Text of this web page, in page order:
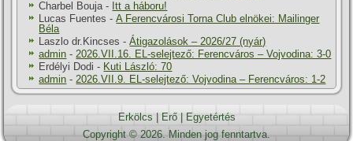
Charbel Bouja - Itt a háboru!
Lucas Fuentes -A Ferencvárosi Torna Club elnökei: Mailinger
Béla
Laszlo dr.Kincses -Átigazolások – 2026/27 (nyár)
admin - 2026.VII.16. EL-selejtező: Ferencváros – Vojvodina: 3-0
Erdélyi Dodi - Kuti László: 70
admin - 2026.VII.9. EL-selejtező: Vojvodina – Ferencváros: 1-2
Erkölcs Erő|
Egyetértés
Copyright © 2026. Minden jog fenntartva.